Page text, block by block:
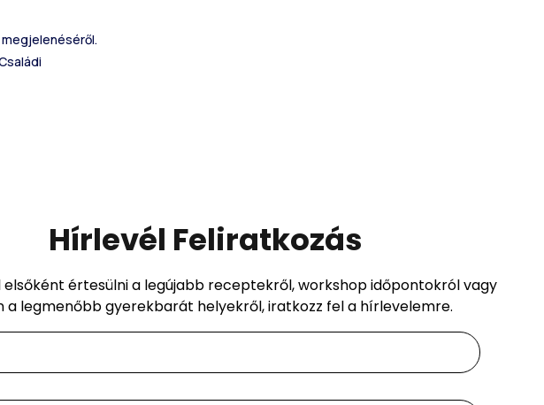
Hírlevél Feliratkozás
elsőként értesülni a legújabb receptekről, workshop időpontokról vagy
a legmenőbb gyerekbarát helyekről, iratkozz fel a hírlevelemre.